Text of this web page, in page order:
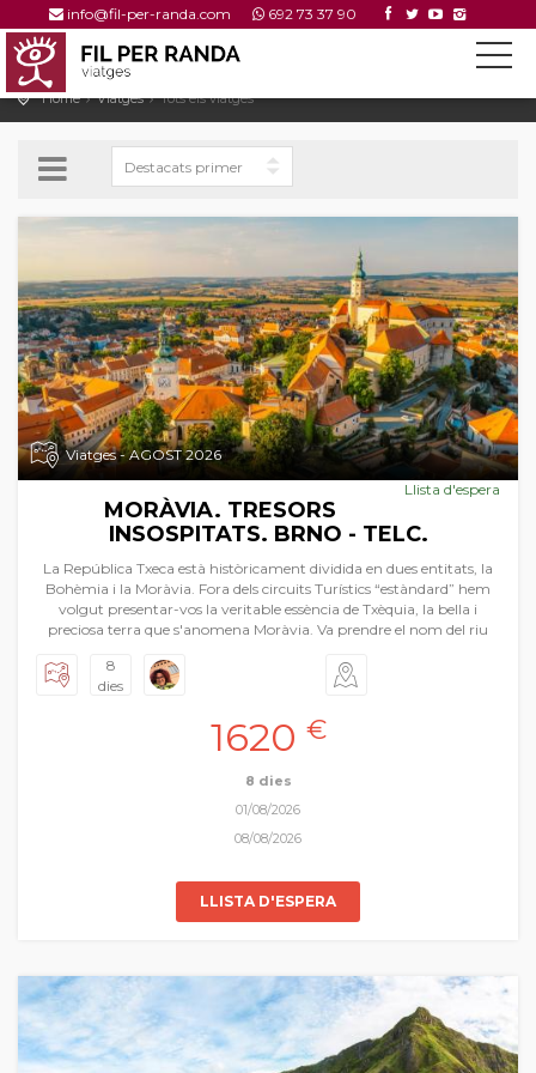
info@fil-per-randa.com 692 73 37 90
Home Viatges Tots els viatges
Viatges - AGOST 2026
Llista d'espera
MORÀVIA. TRESORS
INSOSPITATS. BRNO - TELC.
La República Txeca està històricament dividida en dues entitats, la
Bohèmia i la Moràvia. Fora dels circuits Turístics “estàndard” hem
volgut presentar-vos la veritable essència de Txèquia, la bella i
preciosa terra que s'anomena Moràvia. Va prendre el nom del riu
capital Brno, ciutats i viles precioses com Telč, Kroměříž, Olomouc
etc.. Castells, ciutats medievals i barroques, pobles com de postal i
algunes de les millors cerveses que ens regala la regió i una
gastronomia rotunda plena de notes centreeuropees. És un viatge
a part sencera.
8
dies
1620 €
8 dies
01/08/2026
08/08/2026
LLISTA D'ESPERA